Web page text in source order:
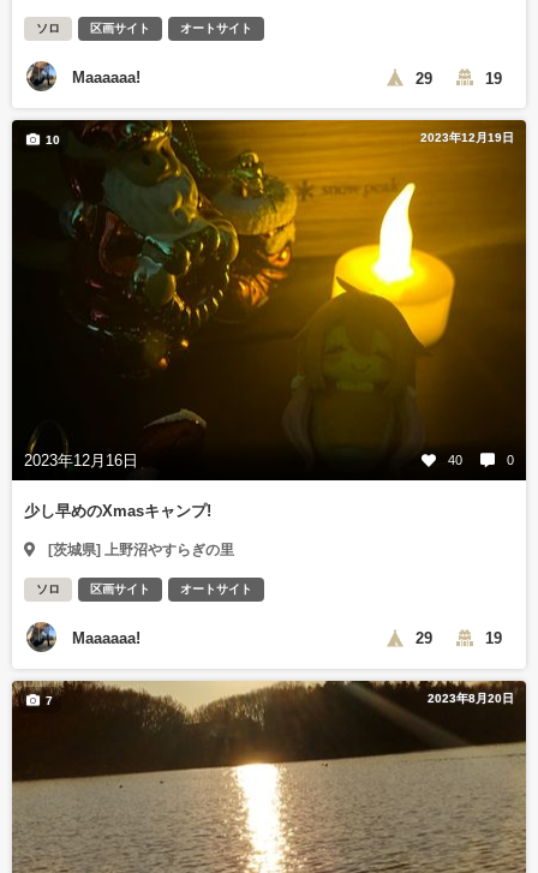
ソロ 区画サイト オートサイト
Maaaaaa! 29 19
2023年12月19日
2023年12月16日 40 0
10
少し早めのXmasキャンプ!
[茨城県] 上野沼やすらぎの里
ソロ 区画サイト オートサイト
Maaaaaa! 29 19
2023年8月20日
7